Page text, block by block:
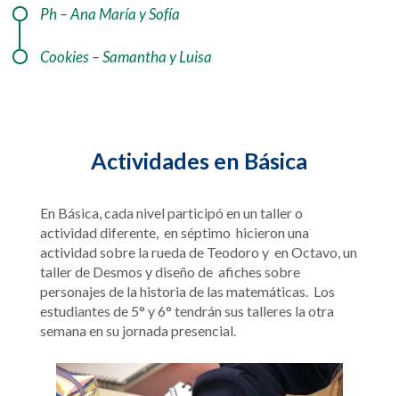
Ph – Ana María y Sofía
Cookies – Samantha y Luisa
Actividades en Básica
En Básica, cada nivel participó en un taller o
actividad diferente, enséptimo hicieron una
actividad sobre la rueda de Teodoro y enOctavo, un
taller de Desmos y diseño de afiches sobre
personajes de la historia de las matemáticas. Los
estudiantes de 5° y 6° tendrán sus talleres la otra
semana en su jornada presencial.